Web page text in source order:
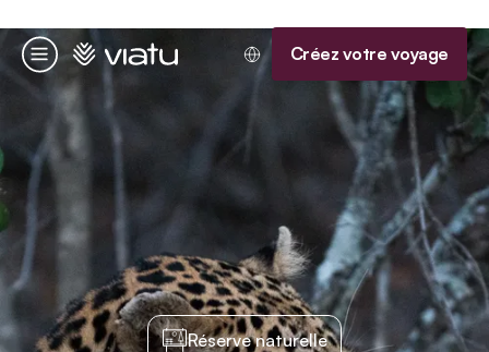
Menu
Accueil Créez votre voyage
Réserve naturelle